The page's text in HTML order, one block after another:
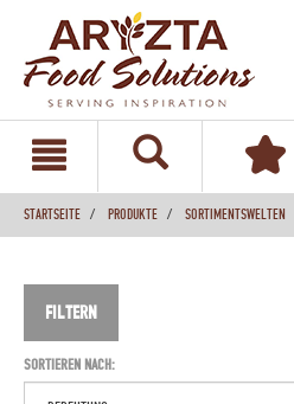
STARTSEITE PRODUKTE SORTIMENTSWELTEN
FILTERN
SORTIEREN NACH: